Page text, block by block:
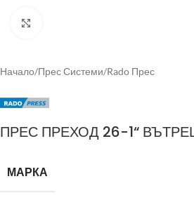
Начало/Прес Системи/Rado Прес
ПРЕС ПРЕХОД 26-1“
МАРКА